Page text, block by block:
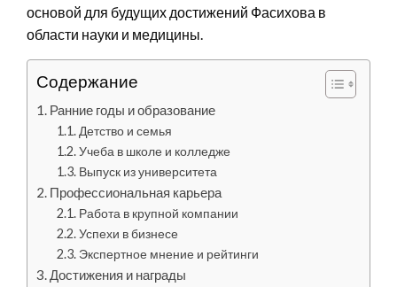
основой для будущих достижений Фасихова в
области науки и медицины.
Содержание
Ранние годы и образование
Детство и семья
Учеба в школе и колледже
Выпуск из университета
Профессиональная карьера
Работа в крупной компании
Успехи в бизнесе
Экспертное мнение и рейтинги
Достижения и награды